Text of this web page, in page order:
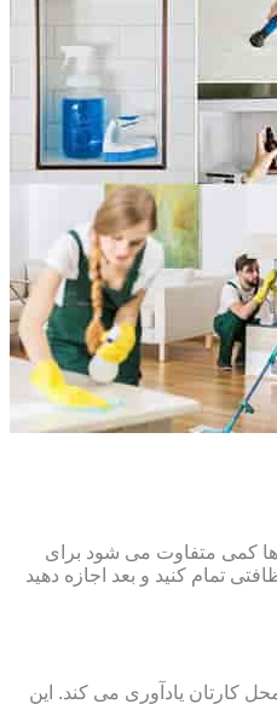
ها کمی متفاوت می شود برای
تمام کنید و بعد اجازه دهید
کارتان یادآوری می کند. این